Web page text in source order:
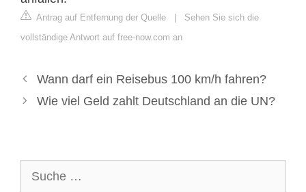
Antrag auf Entfernung der Quelle | Sehen Sie sich die
vollständige Antwort auf free-now.com an
Wann darf ein Reisebus 100 km/h fahren?
Wie viel Geld zahlt Deutschland an die UN?
nach: